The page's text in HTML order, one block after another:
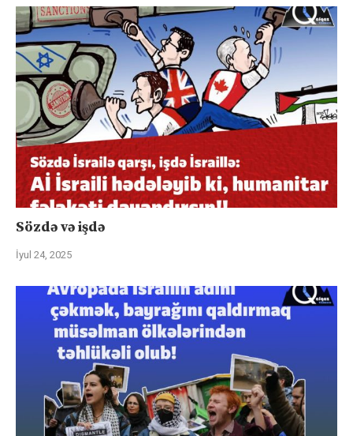
Sözdə və işdə
İyul 24, 2025